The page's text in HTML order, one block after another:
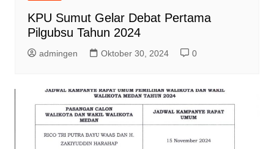
KPU Sumut Gelar Debat Pertama
Pilgubsu Tahun 2024
admingen Oktober 30, 2024 0